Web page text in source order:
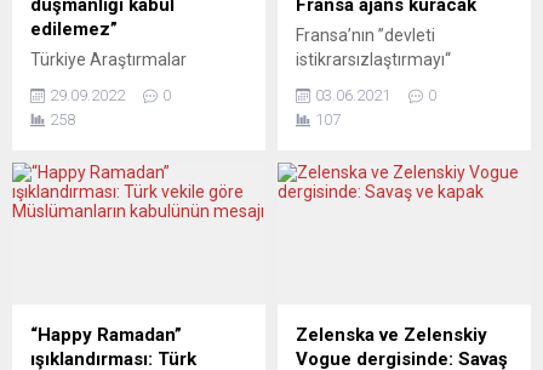
vurmaya...
Bakanı Joachim Hermann
saldırının radikal İslamcı bir
motivasyonla düzenlenmiş
olabileceğini söyledi.
Alman...
düşmanlığı kabul
edilemez”
Türkiye Araştırmalar
ve Türkiye Avrupa Eğitim ve
Bilimsel Araştırmalar Vakfı
Faruk Şen Almanya’da
katıldığı bir toplantıda
Avrupa’da Türkiye’den gelen
7 milyon insan yaşadığını,
29.09.2022
0
258
Fransa ajans kuracak
Fransa’nın ”devleti
istikrarsızlaştırmayı“
bilgi manipülasyonlarına
karşı mücadele için ajans
Başbakanlığa bağlı
Savunma ve Ulusal Güvenlik
ayında faaliyetlerine
başlayacağını ve yaklaşık 60
03.06.2021
0
107
“Happy Ramadan”
ışıklandırması: Türk
Zelenska ve Zelenskiy
Vogue dergisinde: Savaş